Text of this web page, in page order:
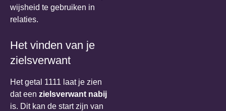
wijsheid te gebruiken in
relaties.
Het vinden van je
zielsverwant
Het getal 1111 laat je zien
dat een zielsverwant nabij
is. Dit kan de start zijn van